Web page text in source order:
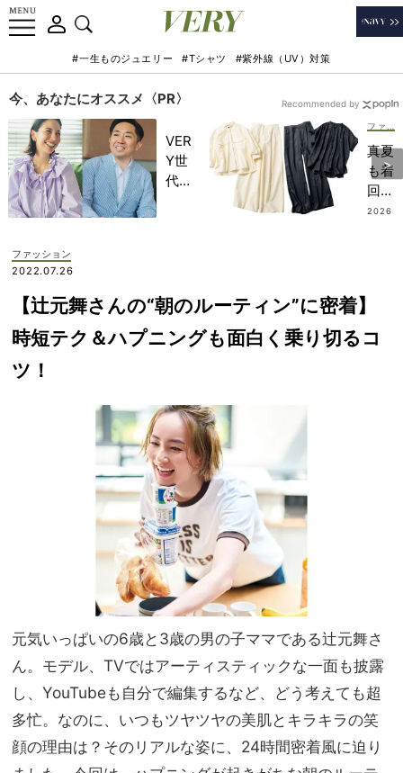
#一生ものジュエリー #Tシャツ #紫外線（UV）対策
今、あなたにオススメ〈PR〉
VER
Y世
代が
んと
考え
る
NO
T A
HO
TEL
な
の？
」
真夏
も着
回せ
る
プ』
5
2026
Recommended by
ファッション
2022.07.26
【辻元舞さんの“朝のルーティン”に密着】
時短テク＆ハプニングも面白く乗り切るコ
ツ！
元気いっぱいの6歳と3歳の男の子ママである辻元舞さ
ん。モデル、TVではアーティスティックな一面も披露
し、YouTubeも自分で編集するなど、どう考えても超
多忙。なのに、いつもツヤツヤの美肌とキラキラの笑
顔の理由は？そのリアルな姿に、24時間密着風に迫り